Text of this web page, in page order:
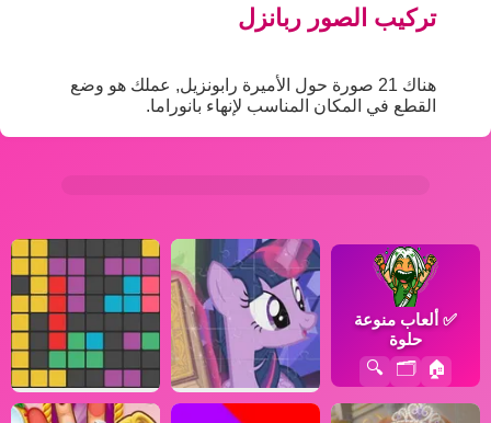
تركيب الصور ربانزل
هناك 21 صورة حول الأميرة رابونزيل, عملك هو وضع
القطع في المكان المناسب لإنهاء بانوراما.
✅ ألعاب منوعة
حلوة
🏠
🗂️
🔍